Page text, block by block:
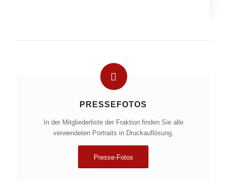
PRESSEFOTOS
In der Mitgliederliste der Fraktion finden Sie alle
verwendeten Portraits in Druckauflösung.
Presse-Fotos